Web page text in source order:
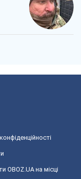
OBOZ.UA на місці